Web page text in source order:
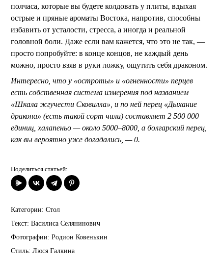
полчаса, которые вы будете колдовать у плиты, вдыхая
острые и пряные ароматы Востока, напротив, способны
избавить от усталости, стресса, а иногда и реальной
головной боли. Даже если вам кажется, что это не так, —
просто попробуйте: в конце концов, не каждый день
можно, просто взяв в руки ложку, ощутить себя драконом.
Интересно, что у «остроты» и «огненности» перцев
есть собственная система измерения под названием
«Шкала жгучести Сковилла», и по ней перец «Дыхание
дракона» (есть такой сорт чили) составляет 2 500 000
единиц, халапеньо — около 5000–8000, а болгарский перец,
как вы вероятно уже догадались, — 0.
Поделиться статьей:
Категории:Стол
Текст:Василиса Селянинович
Фотографии:Родион Ковенькин
Стиль:Люся Галкина